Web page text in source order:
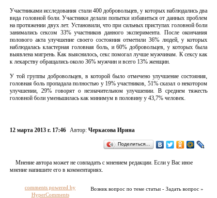
Участниками исследования стали 400 добровольцев, у которых наблюдались два
вида головной боли. Участники делали попытки избавиться от данных проблем
на протяжении двух лет. Установили, что при сильных приступах головной боли
занимались сексом 33% участников данного эксперимента. После окончания
полового акта улучшение своего состояния отметили 36% людей, у которых
наблюдалась кластерная головная боль, и 60% добровольцев, у которых была
выявлена мигрень. Как выяснилось, секс помогал лучше мужчинам. К сексу как
к лекарству обращались около 36% мужчин и всего 13% женщин.
У той группы добровольцев, в которой было отмечено улучшение состояния,
головная боль пропадала полностью у 19% участников, 51% сказал о некотором
улучшении, 29% говорят о незначительном улучшении. В среднем тяжесть
головной боли уменьшилась как минимум в половину у 43,7% человек.
12 марта 2013 г. 17:46 Автор: Черкасова Ирина
Поделиться…
Мнение автора может не совпадать с мнением редакции. Если у Вас иное
мнение напишите его в комментариях.
Возник вопрос по теме статьи - Задать вопрос »
comments powered by
HyperComments